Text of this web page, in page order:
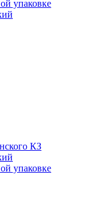
упаковке
КЗ
упаковке